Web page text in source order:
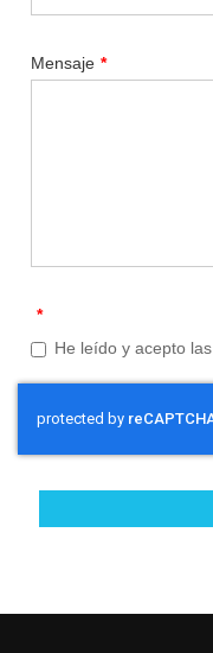
Mensaje *
*
He leído y acepto las